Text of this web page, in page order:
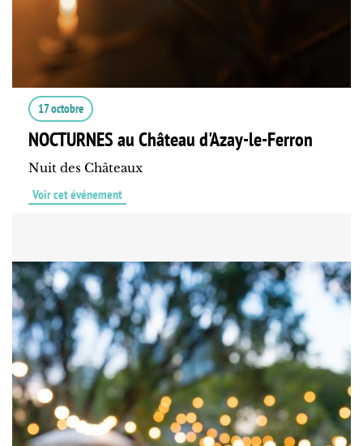
17 octobre
NOCTURNES au Château d'Azay-le-Ferron
Nuit des Châteaux
Voir cet événement